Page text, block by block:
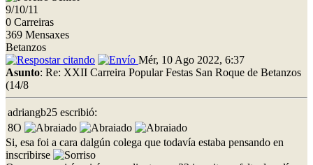
9/10/11
0 Carreiras
369 Mensaxes
Betanzos
Mér, 10 Ago 2022, 6:37
Asunto: Re: XXII Carreira Popular Festas San Roque de Betanzos
(14/8
adriangb25 escribió:
8O
Si, esa foi a cara dalgún colega que todavía estaba pensando en
inscribirse